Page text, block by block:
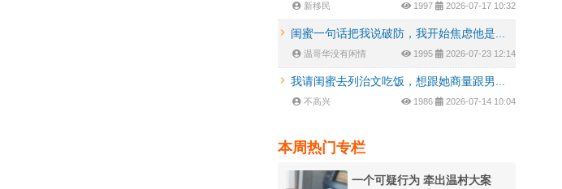
新移民 1997 2026-07-17 10:32
闺蜜一句话把我说破防，我开始焦虑他是...
温哥华没有闲情 1995 2026-07-23 12:14
我请闺蜜去列治文吃饭，想跟她商量跟男...
不高兴 1986 2026-07-14 10:04
本周热门专栏
一个可疑行为 牵出温村大案